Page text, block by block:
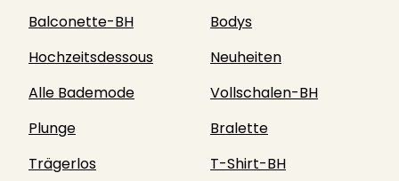
Balconette-BH
Bodys
Hochzeitsdessous
Neuheiten
Alle Bademode
Vollschalen-BH
Plunge
Bralette
Trägerlos
T-Shirt-BH